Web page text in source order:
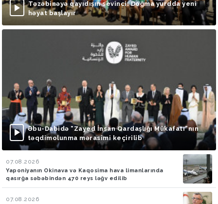
Təzəbinəyə qayıdışın sevinci: Doğma yurdda yeni
həyat başlayır
Əbu-Dabidə “Zayed İnsan Qardaşlığı Mükafatı”nın
təqdimolunma mərasimi keçirilib
07.08.2026
Yaponiyanın Okinava və Kaqosima hava limanlarında
qasırğa səbəbindən 470 reys ləğv edilib
07.08.2026